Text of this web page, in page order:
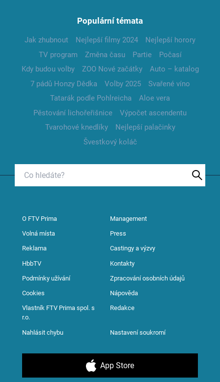
Populární témata
Jak zhubnout Nejlepší filmy 2024
Nejlepší horory
TV program
Změna času Partie
Počasí
Kdy budou volby
ZOO Nové začátky
Auto – katalog
7 pádů Honzy Dědka
Volby 2025
Svařené víno
Tatarák podle Pohlreicha
Aloe vera
Pěstování lichořeřišnice
Výpočet ascendentu
Tvarohové knedlíky
Nejlepší palačinky
Švestkový koláč
O FTV Prima Management
Volná místa Press
Reklama Castingy a výzvy
HbbTV Kontakty
Podmínky užívání Zpracování osobních údajů
Cookies Nápověda
Vlastník FTV Prima spol. s
r.o.
Redakce
Nahlásit chybu Nastavení soukromí
App Store